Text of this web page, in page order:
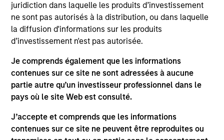
juridiction dans laquelle les produits d’investissement
ne sont pas autorisés à la distribution, ou dans laquelle
la diffusion d'informations sur les produits
d’investissement n'est pas autorisée.
Je comprends également que les informations
contenues sur ce site ne sont adressées à aucune
partie autre qu’un investisseur professionnel dans le
pays où le site Web est consulté.
J’accepte et comprends que les informations
contenues sur ce site ne peuvent être reproduites ou
Differentiators
1
UNCONSTRAINED BY STYLE